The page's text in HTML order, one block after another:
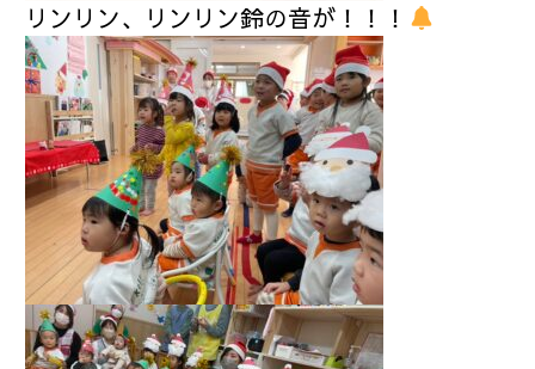
リンリン、リンリン鈴の音が！！！